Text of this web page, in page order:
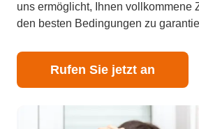
uns ermöglicht, Ihnen vollkommene
den besten Bedingungen zu
Rufen Sie jetzt an